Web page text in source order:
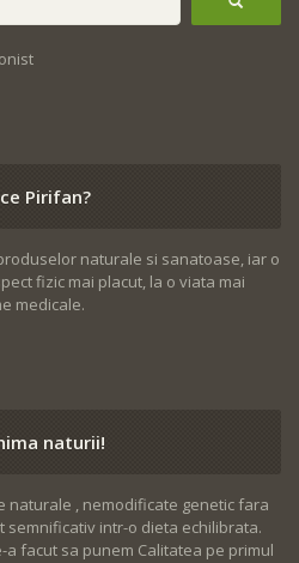
Pirifan?
naturale si sanatoase, iar o
fizic mai placut, la o viata mai
medicale.
naturii!
naturale , nemodificate genetic fara
semnificativ intr-o dieta echilibrata.
facut sa punem Calitatea pe primul